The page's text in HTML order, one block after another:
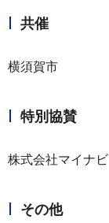
共催
横須賀市
特別協賛
株式会社マイナビ
その他